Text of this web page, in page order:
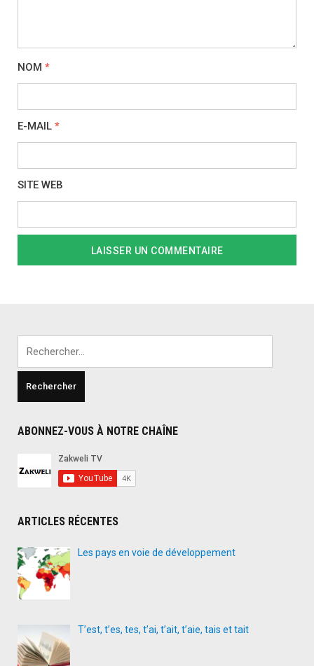
NOM *
E-MAIL *
SITE WEB
ABONNEZ-VOUS À NOTRE CHAÎNE
ARTICLES RÉCENTES
Les pays en voie de développement
T’est, t’es, tes, t’ai, t’ait, t’aie, tais et tait